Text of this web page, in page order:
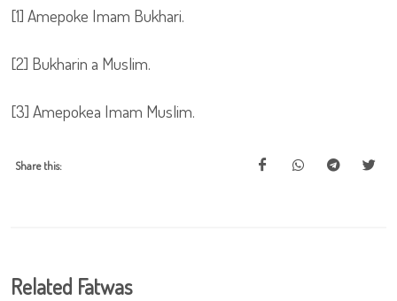
[1] Amepoke Imam Bukhari.
[2] Bukharin a Muslim.
[3] Amepokea Imam Muslim.
Share this:
Related Fatwas